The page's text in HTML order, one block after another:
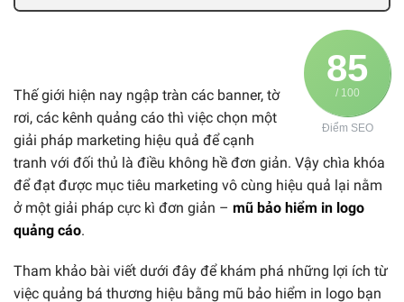
85
/ 100
Điểm SEO
Thế giới hiện nay ngập tràn các banner, tờ
rơi, các kênh quảng cáo thì việc chọn một
giải pháp marketing hiệu quả để cạnh
tranh với đối thủ là điều không hề đơn giản. Vậy chìa khóa
để đạt được mục tiêu marketing vô cùng hiệu quả lại nằm
ở một giải pháp cực kì đơn giản – mũ bảo hiểm in logo
quảng cáo.
Tham khảo bài viết dưới đây để khám phá những lợi ích từ
việc quảng bá thương hiệu bằng mũ bảo hiểm in logo bạn